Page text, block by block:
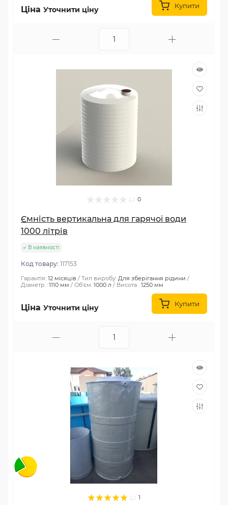
Ціна Уточнити ціну Купити
0
Ємність вертикальна для гарячої води
1000 літрів
В наявності
Код товару: 117153
Гарантія: 12 місяців Тип виробу: Для зберігання рідини
Діаметр : 1110 мм Об'єм: 1000 л Висота : 1250 мм
Ціна Уточнити ціну Купити
1